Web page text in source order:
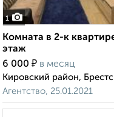
1
Комната в 2-к
этаж
6 000 ₽ в месяц
Кировский район,
Агентство, 25.01.2021